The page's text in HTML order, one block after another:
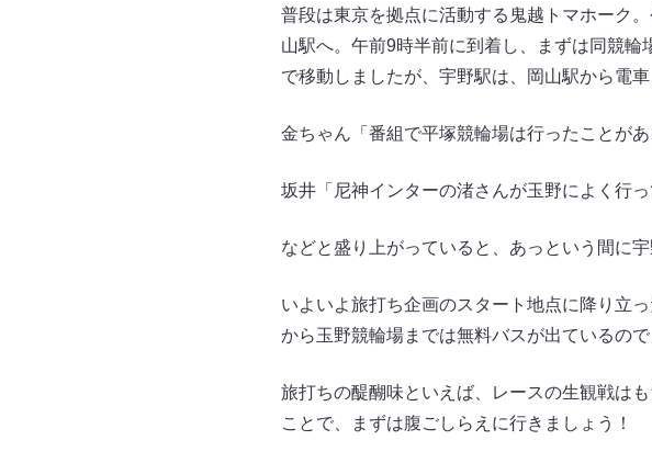
普段は東京を拠点に活動する鬼越トマホーク
山駅へ。午前9時半前に到着し、まずは同競
で移動しましたが、宇野駅は、岡山駅から電
金ちゃん「番組で平塚競輪場は行ったことが
坂井「尼神インターの渚さんが玉野によく行
などと盛り上がっていると、あっという間に宇
いよいよ旅打ち企画のスタート地点に降り立
から玉野競輪場までは無料バスが出ているの
旅打ちの醍醐味といえば、レースの生観戦は
ことで、まずは腹ごしらえに行きましょう！